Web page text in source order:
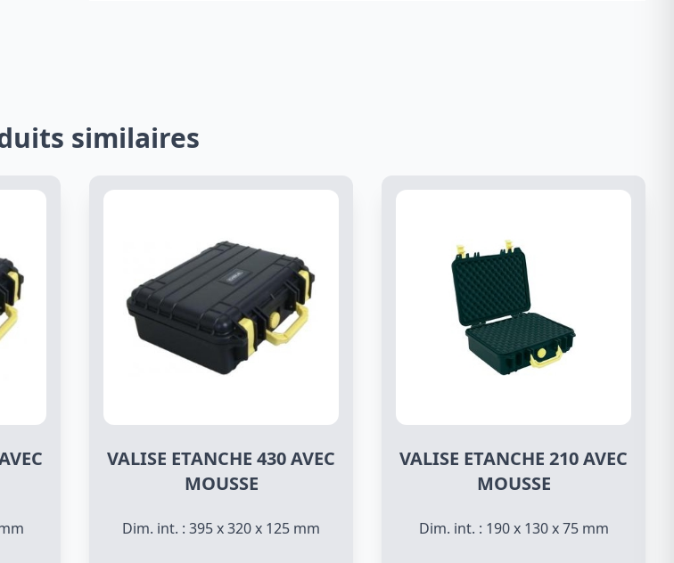
similaires
VALISE ETANCHE 430 AVEC
MOUSSE
Dim. int. : 395 x 320 x 125 mm
VALISE ETANCHE 210 AVEC
MOUSSE
Dim. int. : 190 x 130 x 75 mm